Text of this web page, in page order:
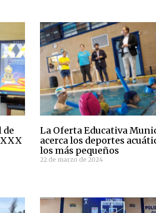
de
La Oferta Educativa
acerca los deportes
los más pequeños
22 de marzo de 2024